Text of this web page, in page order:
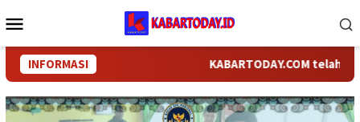
ke
Mobile
INFORMASI KABARTODAY.COM telah